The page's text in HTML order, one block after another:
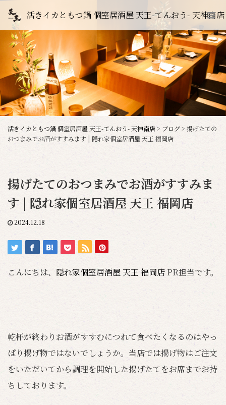
活きイカともつ鍋 個室居酒屋 天王-てんおう- 天神南店
活きイカともつ鍋 個室居酒屋 天王-てんおう- 天神南店> ブログ> 揚げたての
おつまみでお酒がすすみます | 隠れ家個室居酒屋 天王 福岡店
揚げたてのおつまみでお酒がすすみま
す | 隠れ家個室居酒屋 天王 福岡店
2024.12.18
こんにちは、 隠れ家個室居酒屋 天王 福岡店 PR担当です。
乾杯が終わりお酒がすすむにつれて食べたくなるのはやっ
ぱり揚げ物ではないでしょうか。当店では揚げ物はご注文
をいただいてから調理を開始した揚げたてをお席までお持
ちしております。